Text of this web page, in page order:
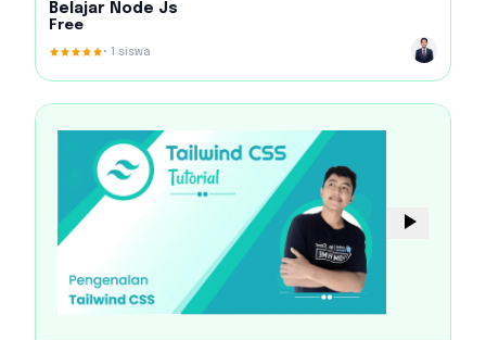
Belajar Node Js
Free
• 1 siswa